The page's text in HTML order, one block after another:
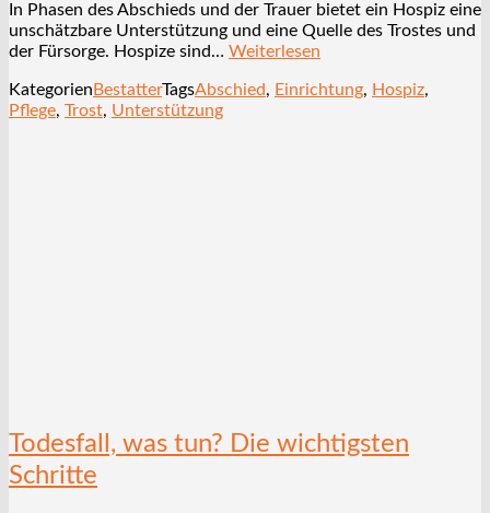
In Phasen des Abschieds und der Trauer bietet ein Hospiz eine
unschätzbare Unterstützung und eine Quelle des Trostes und
der Fürsorge. Hospize sind… Weiterlesen
Kategorien BestatterTagsAbschied, Einrichtung, Hospiz,
Pflege, Trost, Unterstützung
Todesfall, was tun? Die wichtigsten
Schritte